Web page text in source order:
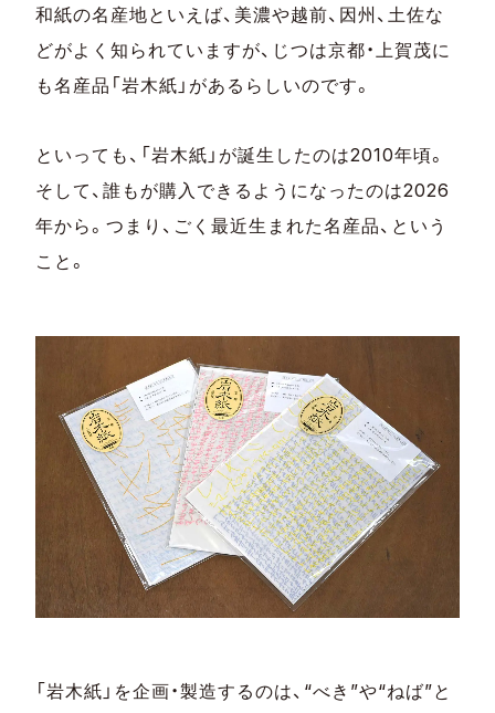
和紙の名産地といえば、美濃や越前、因州、土佐な
どがよく知られていますが、じつは京都・上賀茂に
も名産品「岩木紙」があるらしいのです。
といっても、「岩木紙」が誕生したのは2010年頃。
そして、誰もが購入できるようになったのは2026
年から。つまり、ごく最近生まれた名産品、という
こと。
「岩木紙」を企画・製造するのは、“べき”や“ねば”と